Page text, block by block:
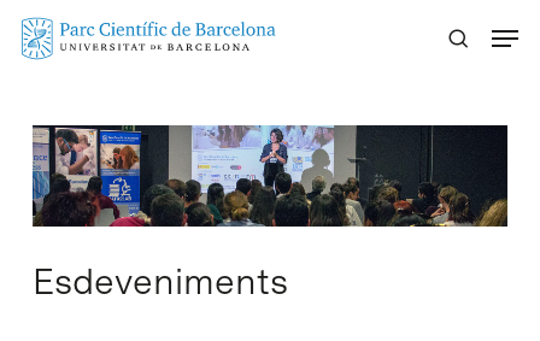
Skip
Esdeveniments